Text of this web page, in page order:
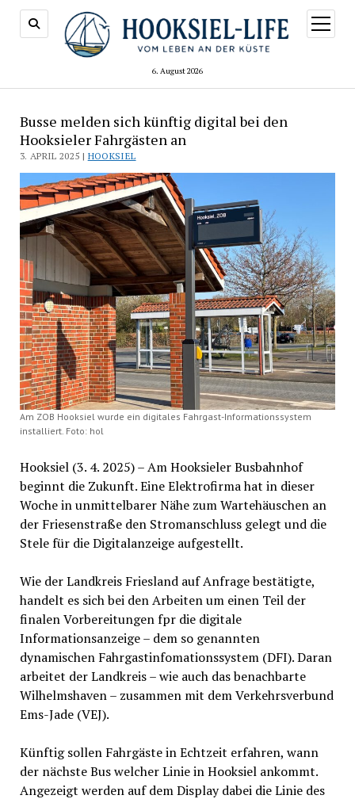
6. August 2026
Menü
öffnen
Busse melden sich künftig digital bei den
Hooksieler Fahrgästen an
3. APRIL 2025 | HOOKSIEL
Am ZOB Hooksiel wurde ein digitales Fahrgast-Informationssystem
installiert. Foto: hol
Hooksiel (3. 4. 2025) – Am Hooksieler Busbahnhof
beginnt die Zukunft. Eine Elektrofirma hat in dieser
Woche in unmittelbarer Nähe zum Wartehäuschen an
der Friesenstraße den Stromanschluss gelegt und die
Stele für die Digitalanzeige aufgestellt.
Wie der Landkreis Friesland auf Anfrage bestätigte,
handelt es sich bei den Arbeiten um einen Teil der
finalen Vorbereitungen fpr die digitale
Informationsanzeige – dem so genannten
dynamischen Fahrgastinfomationssystem (DFI). Daran
arbeitet der Landkreis – wie auch das benachbarte
Wilhelmshaven – zusammen mit dem Verkehrsverbund
Ems-Jade (VEJ).
Künftig sollen Fahrgäste in Echtzeit erfahren, wann
der nächste Bus welcher Linie in Hooksiel ankommt.
Angezeigt werden auf dem Display dabei die Linie des